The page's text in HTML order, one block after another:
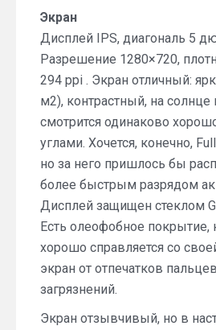
Экран
Дисплей IPS, диагональ 5
Разрешение 1280×720,
294 ppi . Экран отличный:
м2), контрастный, на солнце
смотрится одинаково
углами. Хочется, конечно,
но за него пришлось бы
более быстрым разрядом
Дисплей защищен стеклом
Есть олеофобное покрытие,
хорошо справляется со
экран от отпечатков
загрязнений.
Экран отзывчивый, но в